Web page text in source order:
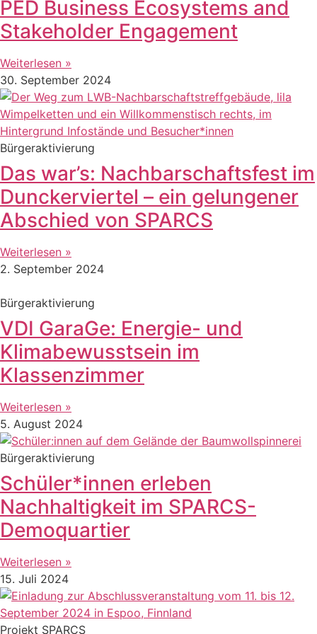
PED Business Ecosystems and
Stakeholder Engagement
Weiterlesen »
30. September 2024
Bürgeraktivierung
Das war’s: Nachbarschaftsfest im
Dunckerviertel – ein gelungener
Abschied von SPARCS
Weiterlesen »
2. September 2024
Bürgeraktivierung
VDI GaraGe: Energie- und
Klimabewusstsein im
Klassenzimmer
Weiterlesen »
5. August 2024
Bürgeraktivierung
Schüler*innen erleben
Nachhaltigkeit im SPARCS-
Demoquartier
Weiterlesen »
15. Juli 2024
Projekt SPARCS